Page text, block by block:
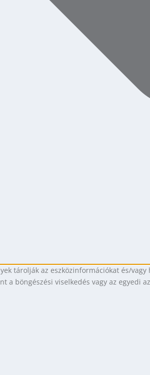
tárolják az eszközinformációkat és/vagy
böngészési viselkedés vagy az egyedi